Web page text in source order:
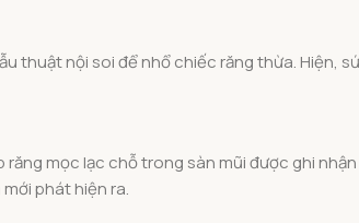
thuật nội soi để nhổ chiếc răng thừa. Hiện,
mọc lạc chỗ trong sàn mũi được ghi
phát hiện ra.